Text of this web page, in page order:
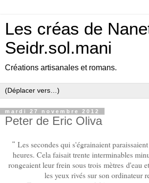
Les créas de
Seidr.sol.mani
Créations artisanales et romans.
mardi 27 novembre 2012
Peter de Eric Oliva
" Les secondes qui s'égrainaient
heures. Cela faisait trente interminables
rongeaient leur frein sous trois mètres d'eau
les yeux rivés sur son ordinateur